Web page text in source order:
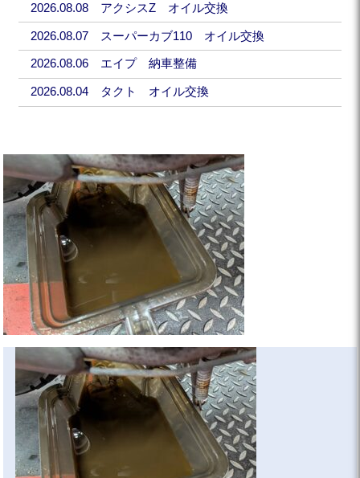
2026.08.08 アクシスZ オイル交換
2026.08.07 スーパーカブ110 オイル交換
2026.08.06 エイプ 納車整備
2026.08.04 タクト オイル交換